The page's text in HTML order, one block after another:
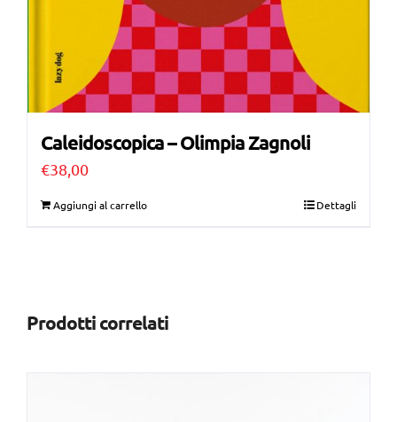
Caleidoscopica – Olimpia Zagnoli
€38,00
Aggiungi al carrello Dettagli
Prodotti correlati